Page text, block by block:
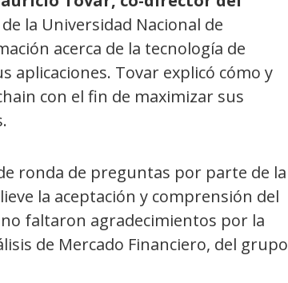
de la Universidad Nacional de
acerca de la tecnología de
aplicaciones. Tovar explicó cómo y
con el fin de maximizar sus
ronda de preguntas por parte de la
la aceptación y comprensión del
faltaron agradecimientos por la
de Mercado Financiero, del grupo